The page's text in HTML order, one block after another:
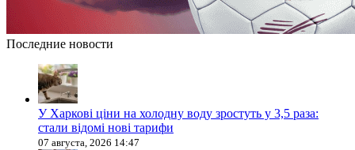
Последние новости
У Харкові ціни на холодну воду зростуть у 3,5 раза:
стали відомі нові тарифи
07 августа, 2026 14:47